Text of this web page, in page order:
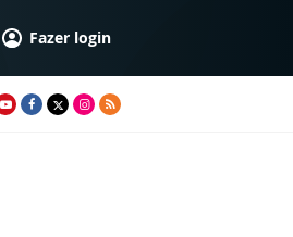
Fazer login